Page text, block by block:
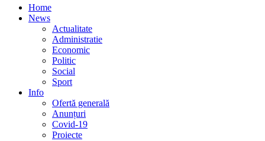
Home
News
Actualitate
Administratie
Economic
Politic
Social
Sport
Info
Ofertă generală
Anunțuri
Covid-19
Proiecte